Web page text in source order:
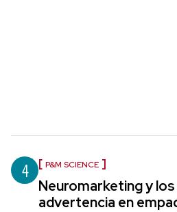
4 P&M SCIENCE
Neuromarketing y
advertencia en